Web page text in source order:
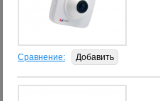
Сравнение: Добавить